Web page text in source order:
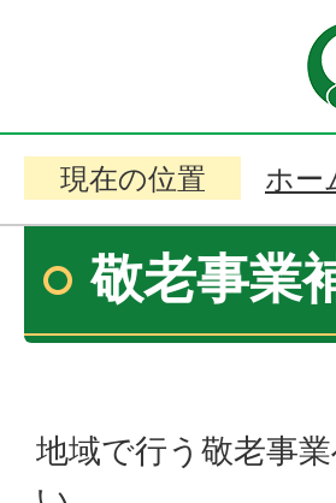
現在の位置 ホー
敬老事業
地域で行う敬老事